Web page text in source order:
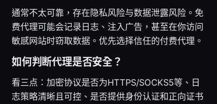
通常不太可靠，存在隐私风险与数据泄露风险。免
费代理可能会记录日志、注入广告，甚至在你访问
敏感网站时窃取数据。优先选择信任的付费代理。
如何判断代理是否安全？
看三点：加密协议是否为HTTPS/SOCKS5等、日
志策略清晰且可控、是否提供身份认证和正向证书